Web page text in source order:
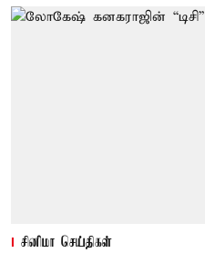
சினிமா செய்திகள்